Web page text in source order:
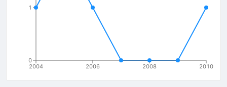
2004 2006 2008 2010
0
1